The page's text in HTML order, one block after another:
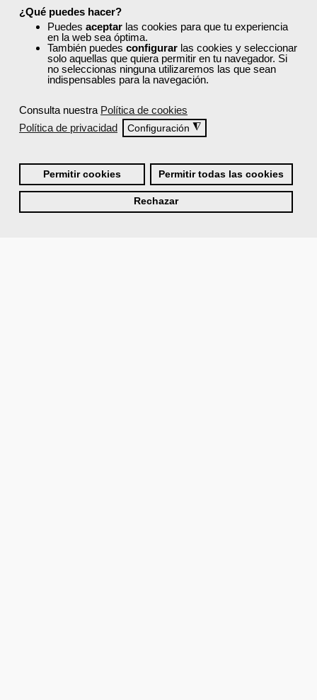
¿Qué puedes hacer?
Puedes aceptar las cookies para que tu experiencia
en la web sea óptima.
También puedes configurar las cookies y seleccionar
solo aquellas que quiera permitir en tu navegador. Si
no seleccionas ninguna utilizaremos las que sean
indispensables para la navegación.
Consulta nuestra Política de cookies
Política de privacidad
Configuración ◮
Permitir cookies Permitir todas las cookies
Rechazar